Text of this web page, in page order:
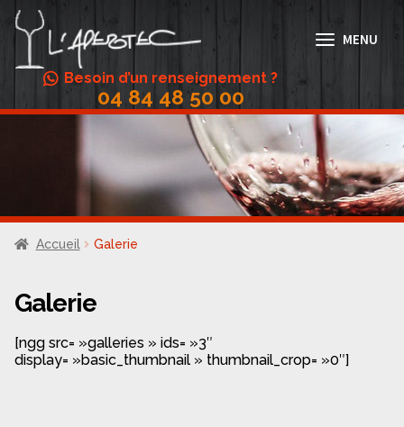
Aller
à
navigation
Aller
au
contenu
Besoin d’un renseignement ?
04 84 48 50 00
MENU
Abonnement Vin
Actualités
Boutique
Contact
Menus
Accueil Galerie
Galerie
[ngg src= »galleries » ids= »3″
display= »basic_thumbnail » thumbnail_crop= »0″]